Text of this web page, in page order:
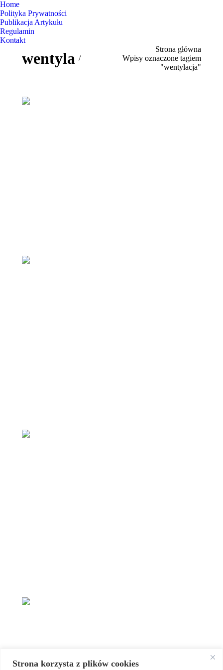
Strona korzysta z plików cookies
Home
Polityka Prywatności
Publikacja Artykułu
Regulamin
Kontakt
wentylacja
Strona główna
Wpisy oznaczone tagiem
"wentylacja"